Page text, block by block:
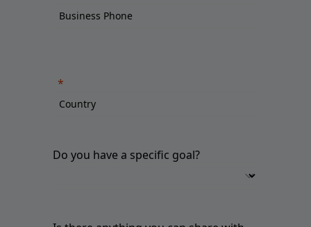
Do you have a specific goal?